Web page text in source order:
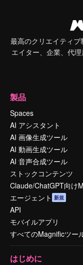
最高のクリエイティ
エイター、企業、代
製品
Spaces
AI アシスタント
AI 画像生成ツール
AI 動画生成ツール
AI 音声合成ツール
ストックコンテンツ
Claude/ChatGPT向け
エージェント 新規
API
モバイルアプリ
すべてのMagnificツー
はじめに